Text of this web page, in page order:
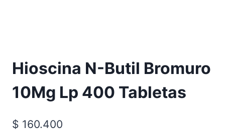
Hioscina N-Butil Bromuro
10Mg Lp 400 Tabletas
$ 160.400